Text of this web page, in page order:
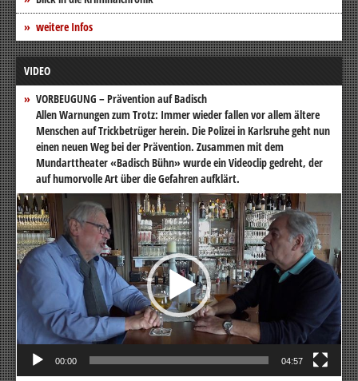
weitere Infos
VIDEO
VORBEUGUNG – Prävention auf Badisch
Allen Warnungen zum Trotz: Immer wieder fallen vor allem ältere
Menschen auf Trickbetrüger herein. Die Polizei in Karlsruhe geht nun
einen neuen Weg bei der Prävention. Zusammen mit dem
Mundarttheater «Badisch Bühn» wurde ein Videoclip gedreht, der
auf humorvolle Art über die Gefahren aufklärt.
Video-
Player
00:00 04:57